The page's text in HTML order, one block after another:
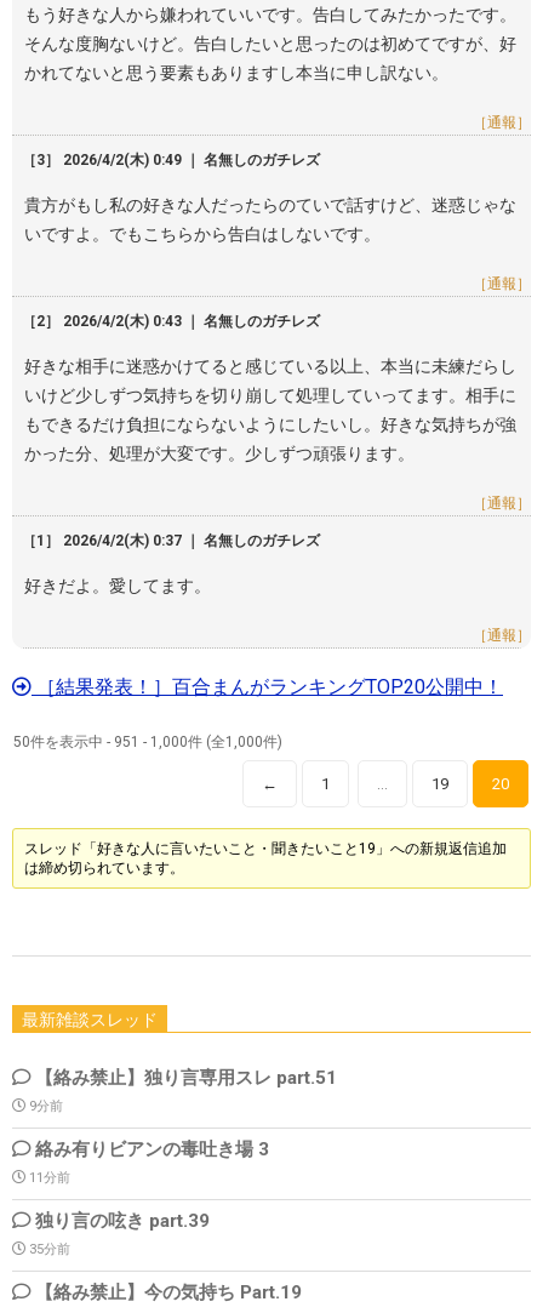
もう好きな人から嫌われていいです。告白してみたかったです。
そんな度胸ないけど。告白したいと思ったのは初めてですが、好
かれてないと思う要素もありますし本当に申し訳ない。
［通報］
［3］ 2026/4/2(木) 0:49 ｜ 名無しのガチレズ
貴方がもし私の好きな人だったらのていで話すけど、迷惑じゃな
いですよ。でもこちらから告白はしないです。
［通報］
［2］ 2026/4/2(木) 0:43 ｜ 名無しのガチレズ
好きな相手に迷惑かけてると感じている以上、本当に未練だらし
いけど少しずつ気持ちを切り崩して処理していってます。相手に
もできるだけ負担にならないようにしたいし。好きな気持ちが強
かった分、処理が大変です。少しずつ頑張ります。
［通報］
［1］ 2026/4/2(木) 0:37 ｜ 名無しのガチレズ
好きだよ。愛してます。
［通報］
［結果発表！］百合まんがランキングTOP20公開中！
50件を表示中 - 951 - 1,000件 (全1,000件)
← 1 … 19 20
スレッド「好きな人に言いたいこと・聞きたいこと19」への新規返信追加
は締め切られています。
最新雑談スレッド
【絡み禁止】独り言専用スレ part.51
9分前
絡み有りビアンの毒吐き場 3
11分前
独り言の呟き part.39
35分前
【絡み禁止】今の気持ち Part.19